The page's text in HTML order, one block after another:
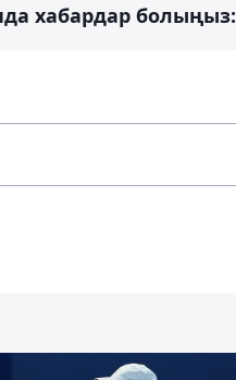
хабардар болыңыз: